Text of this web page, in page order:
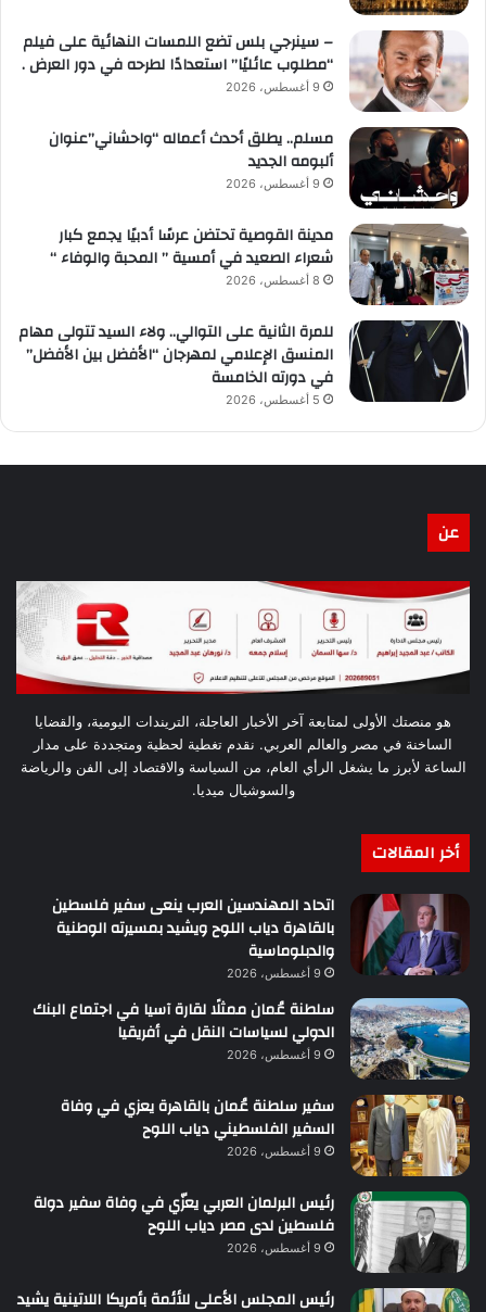
– سينرجي بلس تضع اللمسات النهائية على فيلم
“مطلوب عائليًا” استعدادًا لطرحه في دور العرض .
9 أغسطس، 2026
مسلم.. يطلق أحدث أعماله “واحشاني”عنوان
ألبومه الجديد
9 أغسطس، 2026
مدينة القوصية تحتضن عرسًا أدبيًا يجمع كبار
شعراء الصعيد في أمسية ” المحبة والوفاء “
8 أغسطس، 2026
للمرة الثانية على التوالي.. ولاء السيد تتولى مهام
المنسق الإعلامي لمهرجان “الأفضل بين الأفضل”
في دورته الخامسة
5 أغسطس، 2026
عن
هو منصتك الأولى لمتابعة آخر الأخبار العاجلة، التريندات اليومية، والقضايا
الساخنة في مصر والعالم العربي. نقدم تغطية لحظية ومتجددة على مدار
الساعة لأبرز ما يشغل الرأي العام، من السياسة والاقتصاد إلى الفن والرياضة
والسوشيال ميديا.
أخر المقالات
اتحاد المهندسين العرب ينعى سفير فلسطين
بالقاهرة دياب اللوح ويشيد بمسيرته الوطنية
والدبلوماسية
9 أغسطس، 2026
سلطنة عُمان ممثلًا لقارة آسيا في اجتماع البنك
الدولي لسياسات النقل في أفريقيا
9 أغسطس، 2026
سفير سلطنة عُمان بالقاهرة يعزي في وفاة
السفير الفلسطيني دياب اللوح
9 أغسطس، 2026
رئيس البرلمان العربي يعزّي في وفاة سفير دولة
فلسطين لدى مصر دياب اللوح
9 أغسطس، 2026
رئيس المجلس الأعلى للأئمة بأمريكا اللاتينية يشيد